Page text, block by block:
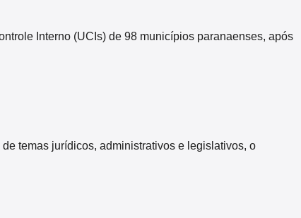
Interno (UCIs) de 98 municípios paranaenses, após
temas jurídicos, administrativos e legislativos, o